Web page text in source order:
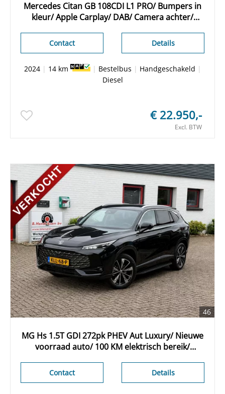
Mercedes Citan GB 108CDI L1 PRO/ Bumpers in
kleur/ Apple Carplay/ DAB/ Camera achter/
Rijklaarprijs/ Origineel NL/ NAP
Details
Contact
2024| 14 km | Bestelbus | Handgeschakeld |
Diesel
€ 22.950,-
Excl. BTW
46
MG Hs 1.5T GDI 272pk PHEV Aut Luxury/ Nieuwe
voorraad auto/ 100 KM elektrisch bereik/
verwarming/ Apple CarplayDetails
Contact